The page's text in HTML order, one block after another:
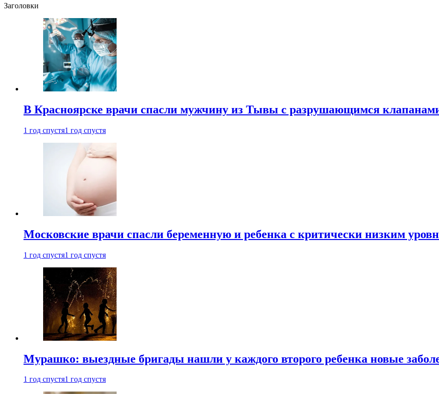
Заголовки
В Красноярске врачи спасли мужчину из Тывы с разрушающимся
1 год спустя1 год спустя
Московские врачи спасли беременную и ребенка с критически низким
1 год спустя1 год спустя
Мурашко: выездные бригады нашли у каждого второго ребенка новые
1 год спустя1 год спустя